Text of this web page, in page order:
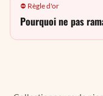
⛔ Règle d'or
Pourquoi ne pas